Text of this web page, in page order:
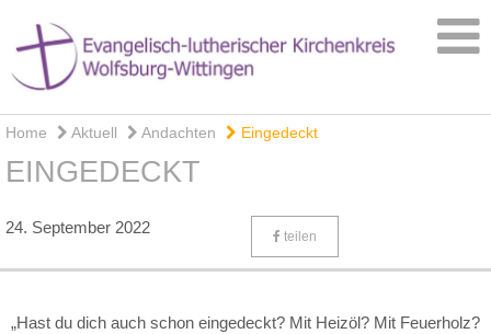
Home Aktuell Andachten Eingedeckt
EINGEDECKT
24. September 2022 teilen
„Hast du dich auch schon eingedeckt? Mit Heizöl? Mit Feuerholz?